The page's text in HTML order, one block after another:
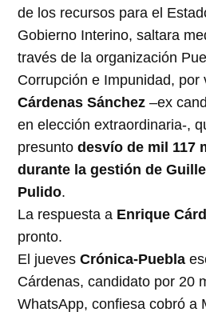
de los recursos para el
Gobierno Interino, saltara
través de la organización
Corrupción e Impunidad, por
Cárdenas Sánchez –ex
en elección extraordinaria-,
presuntodesvío de mil 117
durante la gestión de
Pulido.
La respuesta a Enrique
pronto.
El juevesCrónica-Puebla
Cárdenas, candidato por 20
WhatsApp, confiesa cobró a